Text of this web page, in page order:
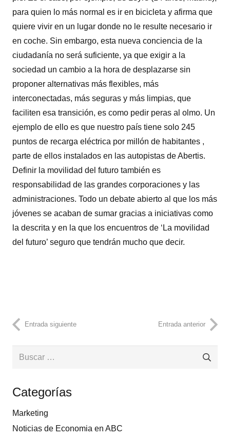
para quien lo más normal es ir en bicicleta y afirma que
quiere vivir en un lugar donde no le resulte necesario ir
en coche. Sin embargo, esta nueva conciencia de la
ciudadanía no será suficiente, ya que exigir a la
sociedad un cambio a la hora de desplazarse sin
proponer alternativas más flexibles, más
interconectadas, más seguras y más limpias, que
faciliten esa transición, es como pedir peras al olmo. Un
ejemplo de ello es que nuestro país tiene solo 245
puntos de recarga eléctrica por millón de habitantes ,
parte de ellos instalados en las autopistas de Abertis.
Definir la movilidad del futuro también es
responsabilidad de las grandes corporaciones y las
administraciones. Todo un debate abierto al que los más
jóvenes se acaban de sumar gracias a iniciativas como
la descrita y en la que los encuentros de ‘La movilidad
del futuro’ seguro que tendrán mucho que decir.
Entrada siguiente Entrada anterior
Buscar:
Categorías
Marketing
Noticias de Economia en ABC